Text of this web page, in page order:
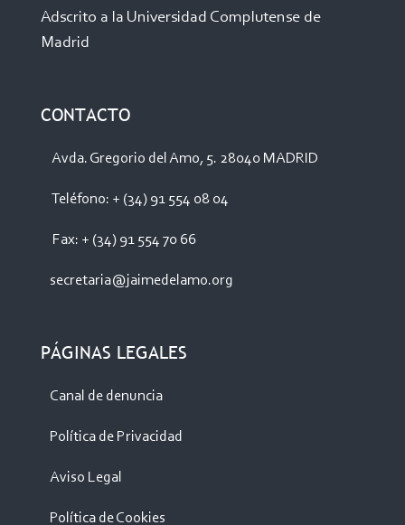
Adscrito a la Universidad Complutense de
Madrid
CONTACTO
Avda. Gregorio del Amo, 5. 28040 MADRID
Teléfono: + (34) 91 554 08 04
Fax: + (34) 91 554 70 66
secretaria@jaimedelamo.org
PÁGINAS LEGALES
Canal de denuncia
Política de Privacidad
Aviso Legal
Política de Cookies